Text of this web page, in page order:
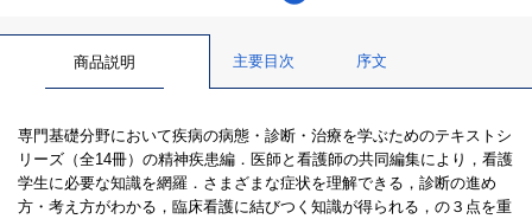
商品説明 主要目次 序文
専門基礎分野において疾病の病態・診断・治療を学ぶためのテキストシ
リーズ（全14冊）の精神疾患編．医師と看護師の共同編集により，看護
学生に必要な知識を網羅．さまざまな症状を理解できる，診断の進め
方・考え方がわかる，臨床看護に結びつく知識が得られる，の３点を重